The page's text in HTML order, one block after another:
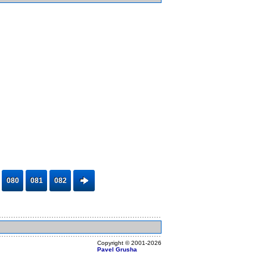
080 081 082
Copyright ©2001-2026
Pavel Grusha